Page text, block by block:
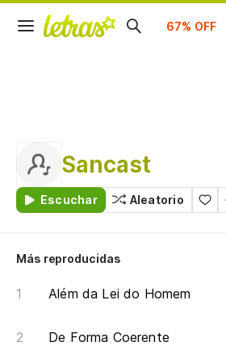
Suscríbete
Sancast
Escuchar Aleatorio
Más reproducidas
Além da Lei do Homem
De Forma Coerente